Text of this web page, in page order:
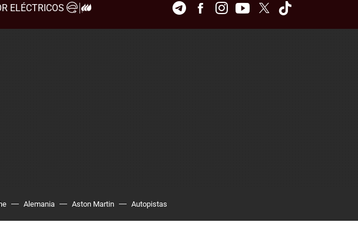
ELÉCTRICOS
TelegramFacebookInstagramYoutubeTwitter
Alemania Aston Martin Autopistas